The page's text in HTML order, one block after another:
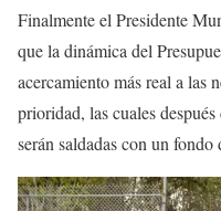
Finalmente el Presidente
que la dinámica del
acercamiento más real a las
prioridad, las cuales
serán saldadas con un fondo